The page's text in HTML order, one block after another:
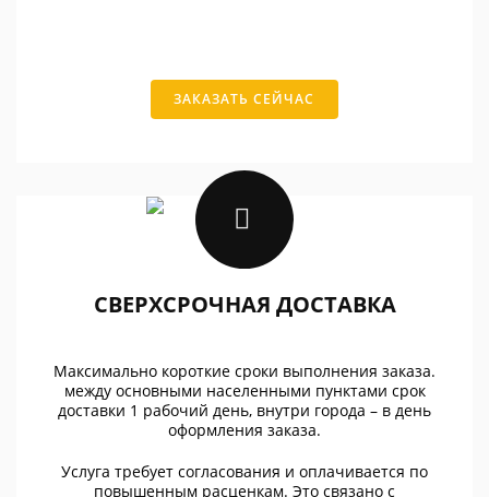
ЗАКАЗАТЬ СЕЙЧАС
СВЕРХСРОЧНАЯ ДОСТАВКА
Максимально короткие сроки выполнения заказа.
между основными населенными пунктами срок
доставки 1 рабочий день, внутри города – в день
оформления заказа.
Услуга требует согласования и оплачивается по
повышенным расценкам. Это связано с